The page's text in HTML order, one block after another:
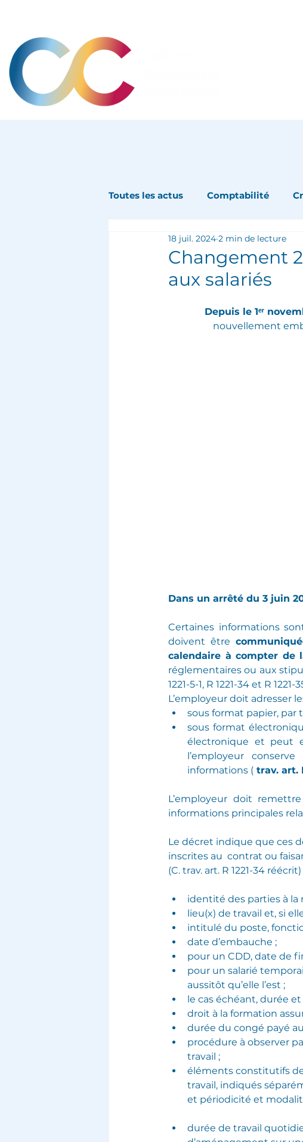
Toutes les actus Comptabilité
Changement
aux salariés
18 juil. 2024 2 min de lecture
Depuis le 1ᵉʳ
nouvellement
Dans un arrêté du 3 juin
Certaines informations
doivent être
calendaire à compter de
réglementaires ou aux
1221-5-1, R 1221-34 et R 1221-
L’employeur doit adresser
sous format papier,
sous format
électronique et peut
l’employeur
informations ( trav. art.
L’employeur doit
informations principales
Le décret indique que ces
inscrites au  contrat ou
(C. trav. art. R 1221-34 réécrit)
identité des parties à la
lieu(x) de travail et, si
intitulé du poste,
date d’embauche ;
pour un CDD, date de
pour un salarié
aussitôt qu’elle l’est ;
le cas échéant, durée
droit à la formation
durée du congé payé
procédure à observer
travail ;
éléments constitutifs
travail, indiqués
et périodicité et
durée de travail